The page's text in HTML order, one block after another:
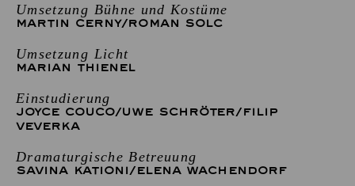
Umsetzung Bühne und Kostüme
MARTIN CERNY/ROMAN SOLC
Umsetzung Licht
MARIAN THIENEL
Einstudierung
JOYCE COUCO/UWE SCHRÖTER/FILIP
VEVERKA
Dramaturgische Betreuung
SAVINA KATIONI/ELENA WACHENDORF